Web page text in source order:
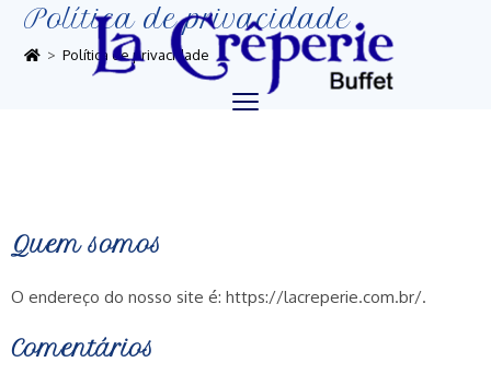
Política de privacidade
> Política de privacidade
Quem somos
O endereço do nosso site é: https://lacreperie.com.br/.
Comentários